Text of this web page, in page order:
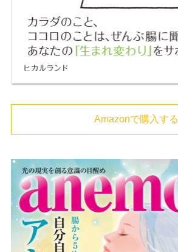
Amazonで購入する